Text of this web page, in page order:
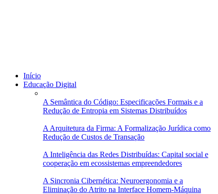
Início
Educação Digital
A Semântica do Código: Especificações Formais e a
Redução de Entropia em Sistemas Distribuídos
A Arquitetura da Firma: A Formalização Jurídica como
Redução de Custos de Transação
A Inteligência das Redes Distribuídas: Capital social e
cooperação em ecossistemas empreendedores
A Sincronia Cibernética: Neuroergonomia e a
Eliminação do Atrito na Interface Homem-Máquina